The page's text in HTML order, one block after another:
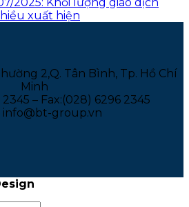
2025: Khối lượng giao dịch
xuất hiện
2,Q. Tân Bình, Tp. Hồ Chí
Minh
– Fax:(028) 6296 2345
info@bt-group.vn